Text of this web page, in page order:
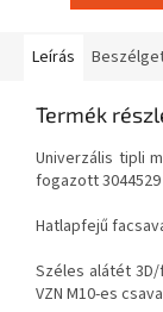
Leírás
Termék
Univerzális tipli
fogazott 3044529
Hatlapfejű
Széles alátét 3D/
VZN M10-es